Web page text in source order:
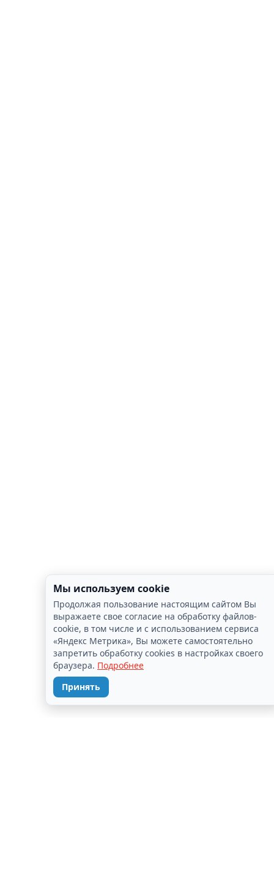
Мы используем cookie
Продолжая пользование настоящим сайтом Вы
выражаете свое согласие на обработку файлов-
cookie, в том числе и с использованием сервиса
«Яндекс Метрика», Вы можете самостоятельно
запретить обработку cookies в настройках своего
браузера. Подробнее
Принять